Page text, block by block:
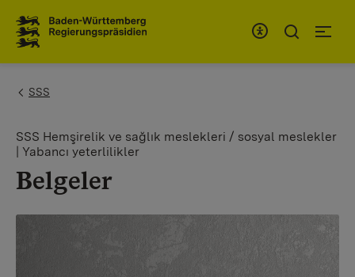
You are here:
SSS
SSS Hemşirelik ve sağlık meslekleri / sosyal meslekler
| Yabancı yeterlilikler
Belgeler